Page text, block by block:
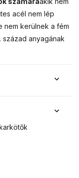
acél nem lép
kerülnek a fém
század anyagának